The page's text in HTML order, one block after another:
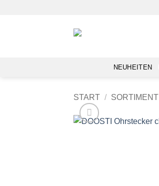
NEUHEITEN
START / SORTIMENT